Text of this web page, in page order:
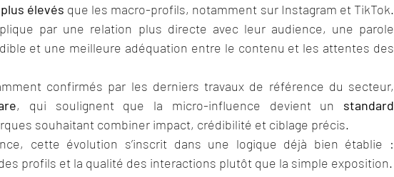
élevés que les macro-profils, notamment sur Instagram et TikTok.
par une relation plus directe avec leur audience, une parole
et une meilleure adéquation entre le contenu et les attentes des
confirmés par les derniers travaux de référence du secteur,
, qui soulignent que la micro-influence devient un standard
souhaitant combiner impact, crédibilité et ciblage précis.
cette évolution s’inscrit dans une logique déjà bien établie :
profils et la qualité des interactions plutôt que la simple exposition.